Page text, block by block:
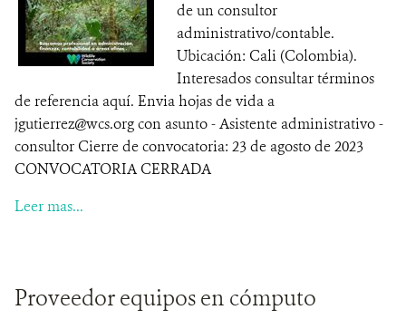
de un consultor
administrativo/contable.
Ubicación: Cali (Colombia).
Interesados consultar términos
de referencia aquí. Envia hojas de vida a
jgutierrez@wcs.org con asunto - Asistente administrativo -
consultor Cierre de convocatoria: 23 de agosto de 2023
CONVOCATORIA CERRADA
Leer mas...
Proveedor equipos en cómputo